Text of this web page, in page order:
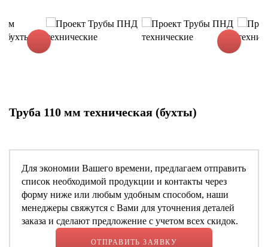
Труба 110 мм техническая (бухты)
Для экономии Вашего времени, предлагаем отправить
список необходимой продукции и контакты через
форму ниже или любым удобным способом, наши
менеджеры свяжутся с Вами для уточнения деталей
заказа и сделают предложение с учетом всех скидок.
ОТПРАВИТЬ ЗАЯВКУ